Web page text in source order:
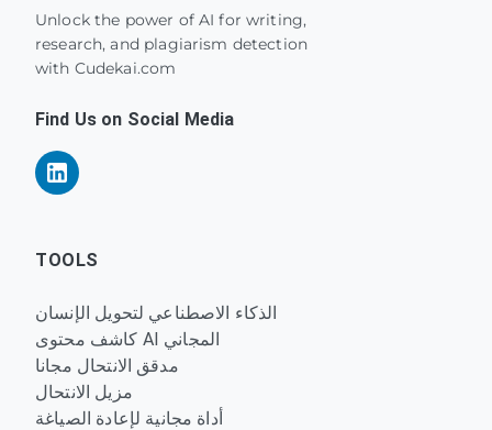
Unlock the power of AI for writing,
research, and plagiarism detection
with Cudekai.com
Find Us on Social Media
TOOLS
الذكاء الاصطناعي لتحويل الإنسان
كاشف محتوى AI المجاني
مدقق الانتحال مجانا
مزيل الانتحال
أداة مجانية لإعادة الصياغة